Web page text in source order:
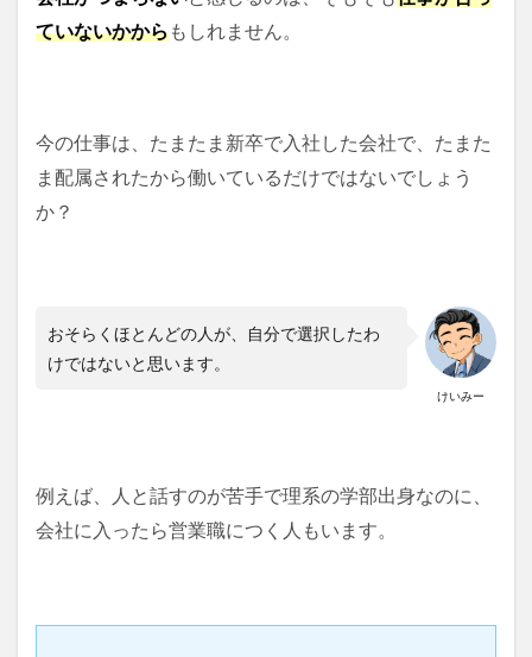
ていないかからもしれません。
今の仕事は、たまたま新卒で入社した会社で、たまた
ま配属されたから働いているだけではないでしょう
か？
けいみー
おそらくほとんどの人が、自分で選択したわ
けではないと思います。
例えば、人と話すのが苦手で理系の学部出身なのに、
会社に入ったら営業職につく人もいます。